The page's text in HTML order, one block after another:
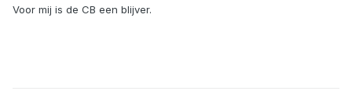
Voor mij is de CB een blijver.